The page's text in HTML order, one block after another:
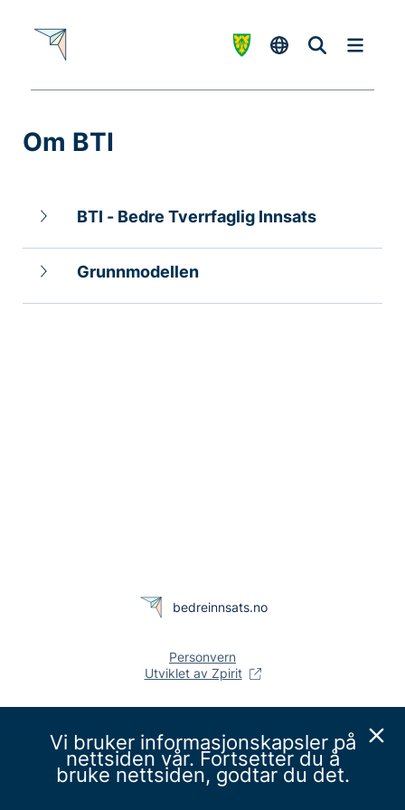
Om BTI
BTI - Bedre Tverrfaglig Innsats
Grunnmodellen
bedreinnsats.no
Personvern
Utviklet av Zpirit
Vi bruker informasjonskapsler på
nettsiden vår. Fortsetter du å
bruke nettsiden, godtar du det.